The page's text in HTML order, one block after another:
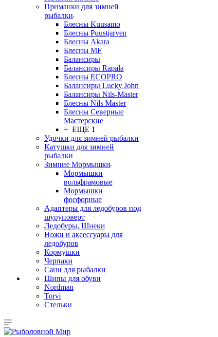
Приманки для зимней
рыбалки
Блесны Kuusamo
Блесны Puustjarven
Блесны Akara
Блесны MF
Балансиры
Балансиры Rapala
Блесны ECOPRO
Балансиры Lucky John
Балансиры Nils-Master
Блесны Nils Master
Блесны Северные
Мастерские
+ ЕЩЕ 1
Удочки для зимней рыбалки
Катушки для зимней
рыбалки
Зимние Мормышки
Мормышки
вольфрамовые
Мормышки
фосфорные
Адаптеры для ледобуров под
шуруповерт
Ледобуры, Шнеки
Ножи и аксессуары для
ледобуров
Кормушки
Черпаки
Сани для рыбалки
Шипы для обуви
Nordman
Torvi
Стельки